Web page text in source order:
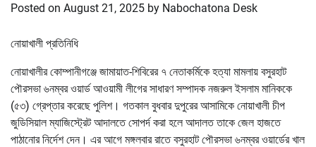
Posted on August 21, 2025 by Nabochatona Desk
নোয়াখালী প্রতিনিধি
নোয়াখালীর কোম্পানীগঞ্জে জামায়াত-শিবিরের ৭ নেতাকর্মিকে হত্যা মামলায় বসুরহাট
পৌরসভা ৬নম্বর ওয়ার্ড আওয়ামী লীগের সাধারণ সম্পাদক নজরুল ইসলাম মানিককে
(৫৩) গ্রেপ্তার করেছে পুলিশ। গতকাল বুধবার দুপুরের আসামিকে নোয়াখালী চীপ
জুডিসিয়াল ম্যাজিস্ট্রেট আদালতে সোপর্দ করা হলে আদালত তাকে জেল হাজতে
পাঠানোর নির্দেশ দেন। এর আগে মঙ্গলবার রাতে বসুরহাট পৌরসভা ৬নম্বর ওয়ার্ডের খাল